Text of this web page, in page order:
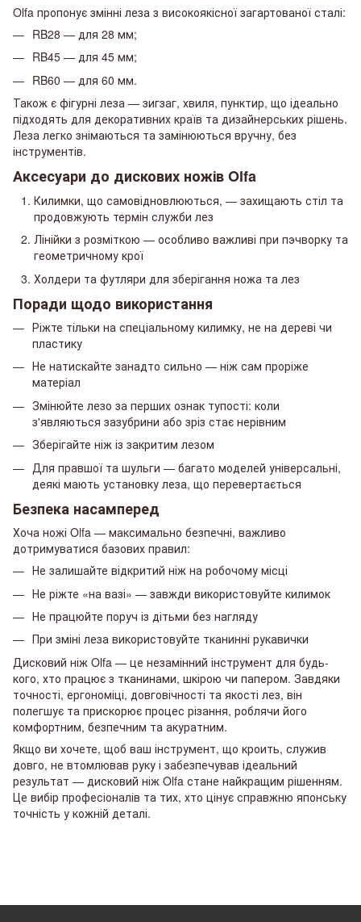
Olfa пропонує змінні леза з високоякісної загартованої сталі:
RB28 — для 28 мм;
RB45 — для 45 мм;
RB60 — для 60 мм.
Також є фігурні леза — зигзаг, хвиля, пунктир, що ідеально
підходять для декоративних країв та дизайнерських рішень.
Леза легко знімаються та замінюються вручну, без
інструментів.
Аксесуари до дискових ножів Olfa
Килимки, що самовідновлюються, — захищають стіл та
продовжують термін служби лез
Лінійки з розміткою — особливо важливі при пэчворку та
геометричному крої
Холдери та футляри для зберігання ножа та лез
Поради щодо використання
Ріжте тільки на спеціальному килимку, не на дереві чи
пластику
Не натискайте занадто сильно — ніж сам проріже
матеріал
Змінюйте лезо за перших ознак тупості: коли
з'являються зазубрини або зріз стає нерівним
Зберігайте ніж із закритим лезом
Для правшої та шульги — багато моделей універсальні,
деякі мають установку леза, що перевертається
Безпека насамперед
Хоча ножі Olfa — максимально безпечні, важливо
дотримуватися базових правил:
Не залишайте відкритий ніж на робочому місці
Не ріжте «на вазі» — завжди використовуйте килимок
Не працюйте поруч із дітьми без нагляду
При зміні леза використовуйте тканинні рукавички
Дисковий ніж Olfa — це незамінний інструмент для будь-
кого, хто працює з тканинами, шкірою чи папером. Завдяки
точності, ергономіці, довговічності та якості лез, він
полегшує та прискорює процес різання, роблячи його
комфортним, безпечним та акуратним.
Якщо ви хочете, щоб ваш інструмент, що кроить, служив
довго, не втомлював руку і забезпечував ідеальний
результат — дисковий ніж Olfa стане найкращим рішенням.
Це вибір професіоналів та тих, хто цінує справжню японську
точність у кожній деталі.